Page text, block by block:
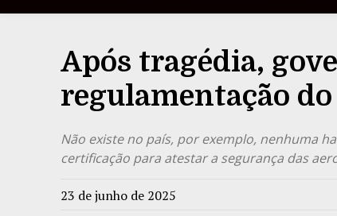
Após tragédia,
regulamentação
Não existe no país, por exemplo, nenhuma
certificação para atestar a segurança das
23 de junho de 2025